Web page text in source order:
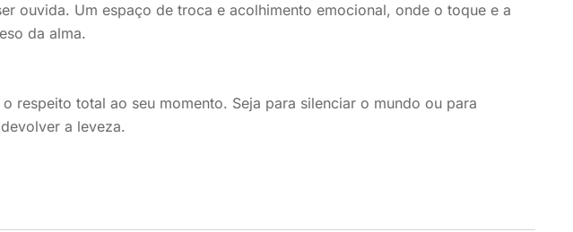
ouvida. Um espaço de troca e acolhimento emocional, onde o toque e a
da alma.
respeito total ao seu momento. Seja para silenciar o mundo ou para
a leveza.